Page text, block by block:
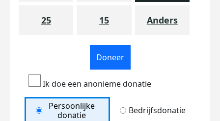
25 15 Anders
Doneer
Ik doe een anonieme donatie
Persoonlijke
donatie
Bedrijfsdonatie